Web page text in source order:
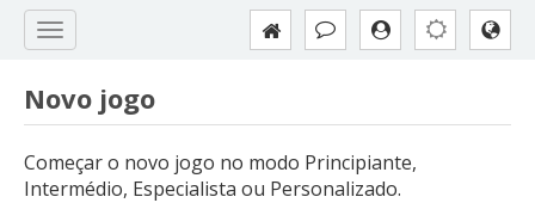
Novo jogo
Começar o novo jogo no modo Principiante,
Intermédio, Especialista ou Personalizado.